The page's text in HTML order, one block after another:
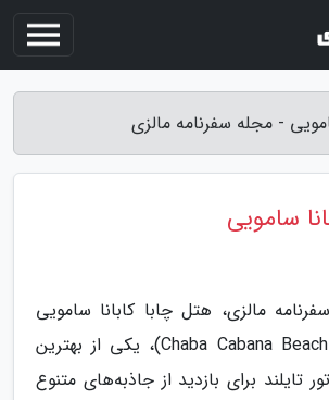
- مجله سفرنامه مالزی
سامویی
مالزی، هتل چابا کابانا سامویی
(Chaba Cabana Beach Resort Samui)، یکی از بهترین
تایلند برای بازدید از جاذبه‌های متنوع